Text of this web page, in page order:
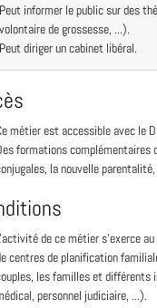
Peut informer le public sur des
volontaire de grossesse, ...).
Peut diriger un cabinet libéral.
métier est accessible avec le
formations complémentaires
la nouvelle
de ce métier s'exerce
centres de planification
les familles et différents
personnel judiciaire, ...).